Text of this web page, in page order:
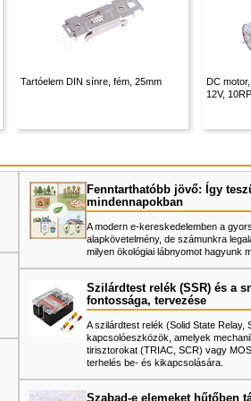
Tartóelem DIN sínre, fém, 25mm
DC
12V,
Fenntarthatóbb jövő: Így
mindennapokban
A modern e-kereskedelemben a
alapkövetelmény, de számunkra
milyen ökológiai lábnyomot hagyunk
Szilárdtest relék (SSR) és a
fontossága, tervezése
A szilárdtest relék (Solid State Relay,
kapcsolóeszközök, amelyek
tirisztorokat (TRIAC, SCR) vagy
terhelés be- és kikapcsolására.
Szabad-e elemeket hűtőben